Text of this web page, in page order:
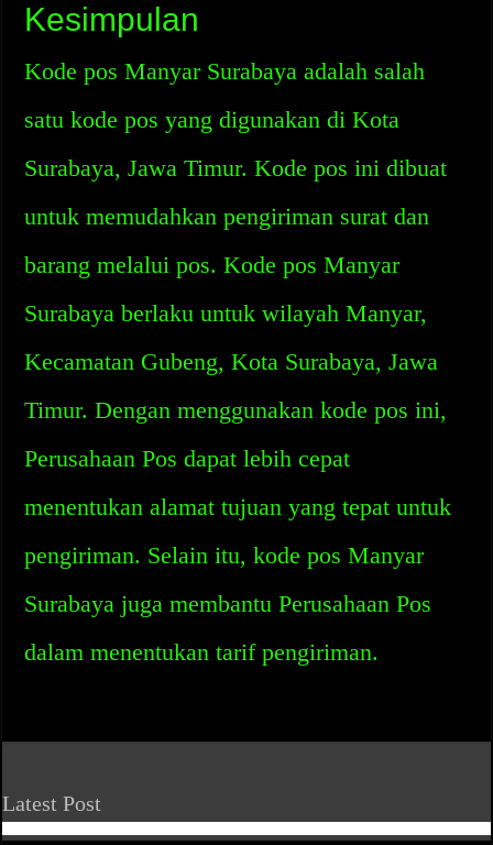
Kesimpulan
Kode pos Manyar Surabaya adalah salah
satu kode pos yang digunakan di Kota
Surabaya, Jawa Timur. Kode pos ini dibuat
untuk memudahkan pengiriman surat dan
barang melalui pos. Kode pos Manyar
Surabaya berlaku untuk wilayah Manyar,
Kecamatan Gubeng, Kota Surabaya, Jawa
Timur. Dengan menggunakan kode pos ini,
Perusahaan Pos dapat lebih cepat
menentukan alamat tujuan yang tepat untuk
pengiriman. Selain itu, kode pos Manyar
Surabaya juga membantu Perusahaan Pos
dalam menentukan tarif pengiriman.
Latest Post